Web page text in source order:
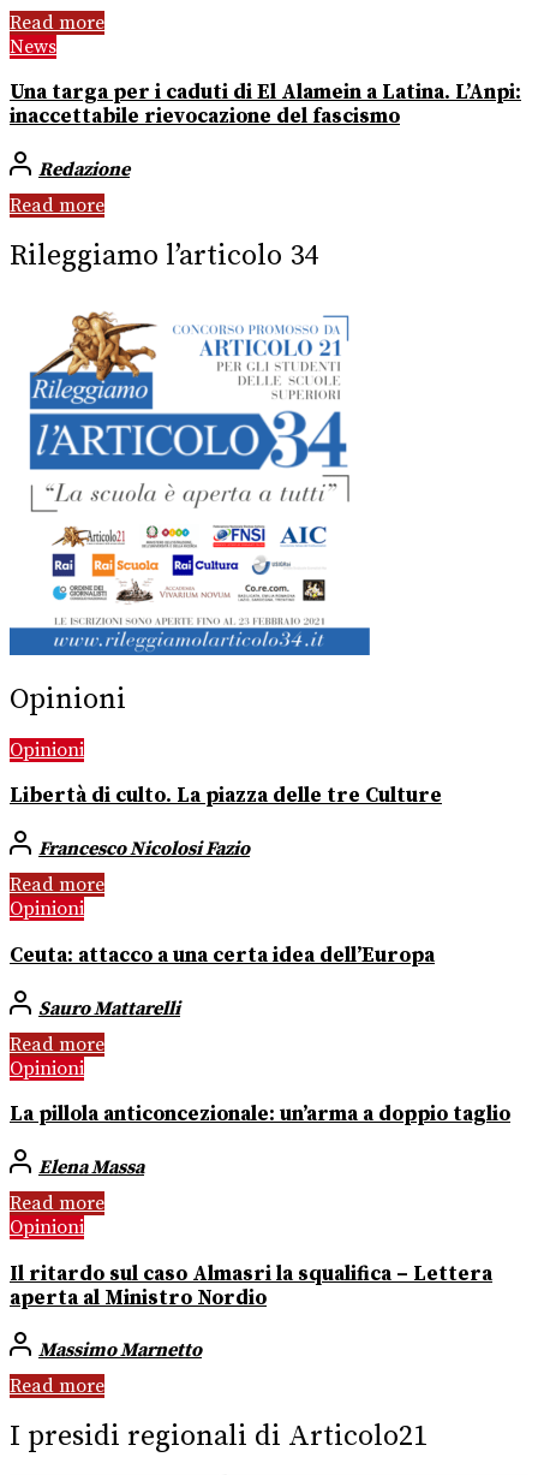
Read more
News
Una targa per i caduti di El Alamein a Latina. L’Anpi:
inaccettabile rievocazione del fascismo
Redazione
Read more
Rileggiamo l’articolo 34
Opinioni
Opinioni
Libertà di culto. La piazza delle tre Culture
Francesco Nicolosi Fazio
Read more
Opinioni
Ceuta: attacco a una certa idea dell’Europa
Sauro Mattarelli
Read more
Opinioni
La pillola anticoncezionale: un’arma a doppio taglio
Elena Massa
Read more
Opinioni
Il ritardo sul caso Almasri la squalifica – Lettera
aperta al Ministro Nordio
Massimo Marnetto
Read more
I presidi regionali di Articolo21